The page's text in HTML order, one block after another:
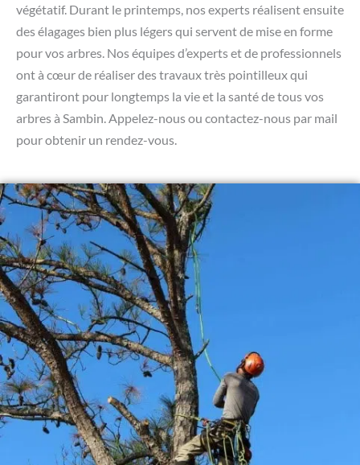
végétatif. Durant le printemps, nos experts réalisent ensuite
des élagages bien plus légers qui servent de mise en forme
pour vos arbres. Nos équipes d’experts et de professionnels
ont à cœur de réaliser des travaux très pointilleux qui
garantiront pour longtemps la vie et la santé de tous vos
arbres à Sambin. Appelez-nous ou contactez-nous par mail
pour obtenir un rendez-vous.